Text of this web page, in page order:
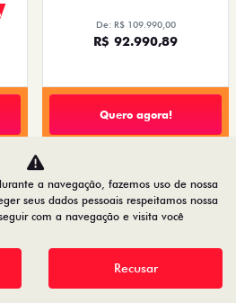
De: R$ 109.990,00
R$ 92.990,89
Quero agora!
MOBI LIKE 1.0 2026
2026/2026
a navegação, fazemos uso de nossa
seus dados pessoais respeitamos nossa
com a navegação e visita você
Recusar